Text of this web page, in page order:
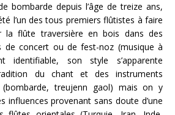
bombarde depuis l’âge de treize ans,
l’un des tous premiers flûtistes à faire
la flûte traversière en bois dans des
de concert ou de fest-noz (musique à
identifiable, son style s’apparente
du chant et des instruments
(bombarde, treujenn gaol) mais on y
influences provenant sans doute d’une